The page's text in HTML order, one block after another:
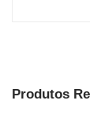
Produtos